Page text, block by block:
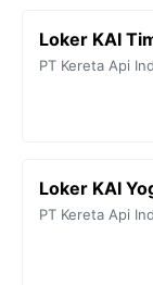
Loker KAI
PT Kereta Api
Loker KAI
PT Kereta Api